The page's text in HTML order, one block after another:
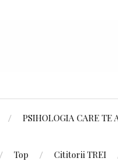
PSIHOLOGIA CARE TE
Top Cititorii TREI